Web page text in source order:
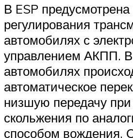
В ESP
регулирования
автомобилях с
управлением АКПП. В
автомобилях
автоматическое
низшую передачу
скольжения по
способом вождения.